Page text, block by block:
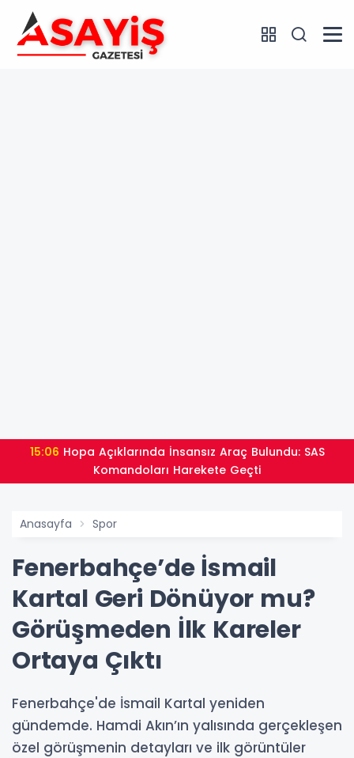
15:06
Komandoları Harekete Geçti
Anasayfa Spor
Fenerbahçe’de İsmail
Kartal Geri Dönüyor mu?
Görüşmeden İlk Kareler
Ortaya Çıktı
Fenerbahçe'de İsmail Kartal yeniden
gündemde. Hamdi Akın’ın yalısında gerçekleşen
özel görüşmenin detayları ve ilk görüntüler